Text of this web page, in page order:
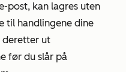
post, kan lagres uten
til handlingene dine
deretter ut
før du slår på